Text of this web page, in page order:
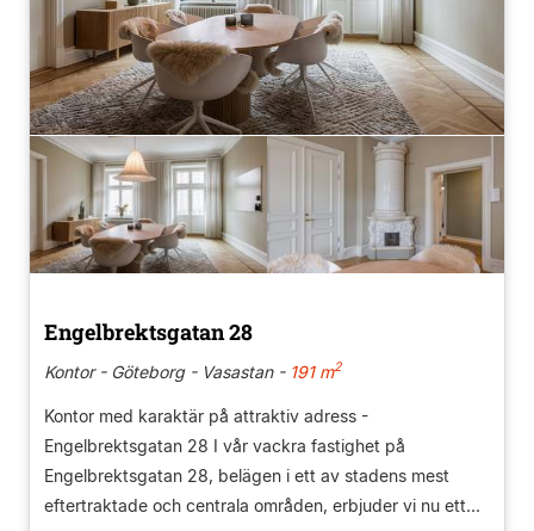
Engelbrektsgatan 28
Kontor - Göteborg - Vasastan -191 m2
Kontor med karaktär på attraktiv adress -
Engelbrektsgatan 28 I vår vackra fastighet på
Engelbrektsgatan 28, belägen i ett av stadens mest
eftertraktade och centrala områden, erbjuder vi nu ett...